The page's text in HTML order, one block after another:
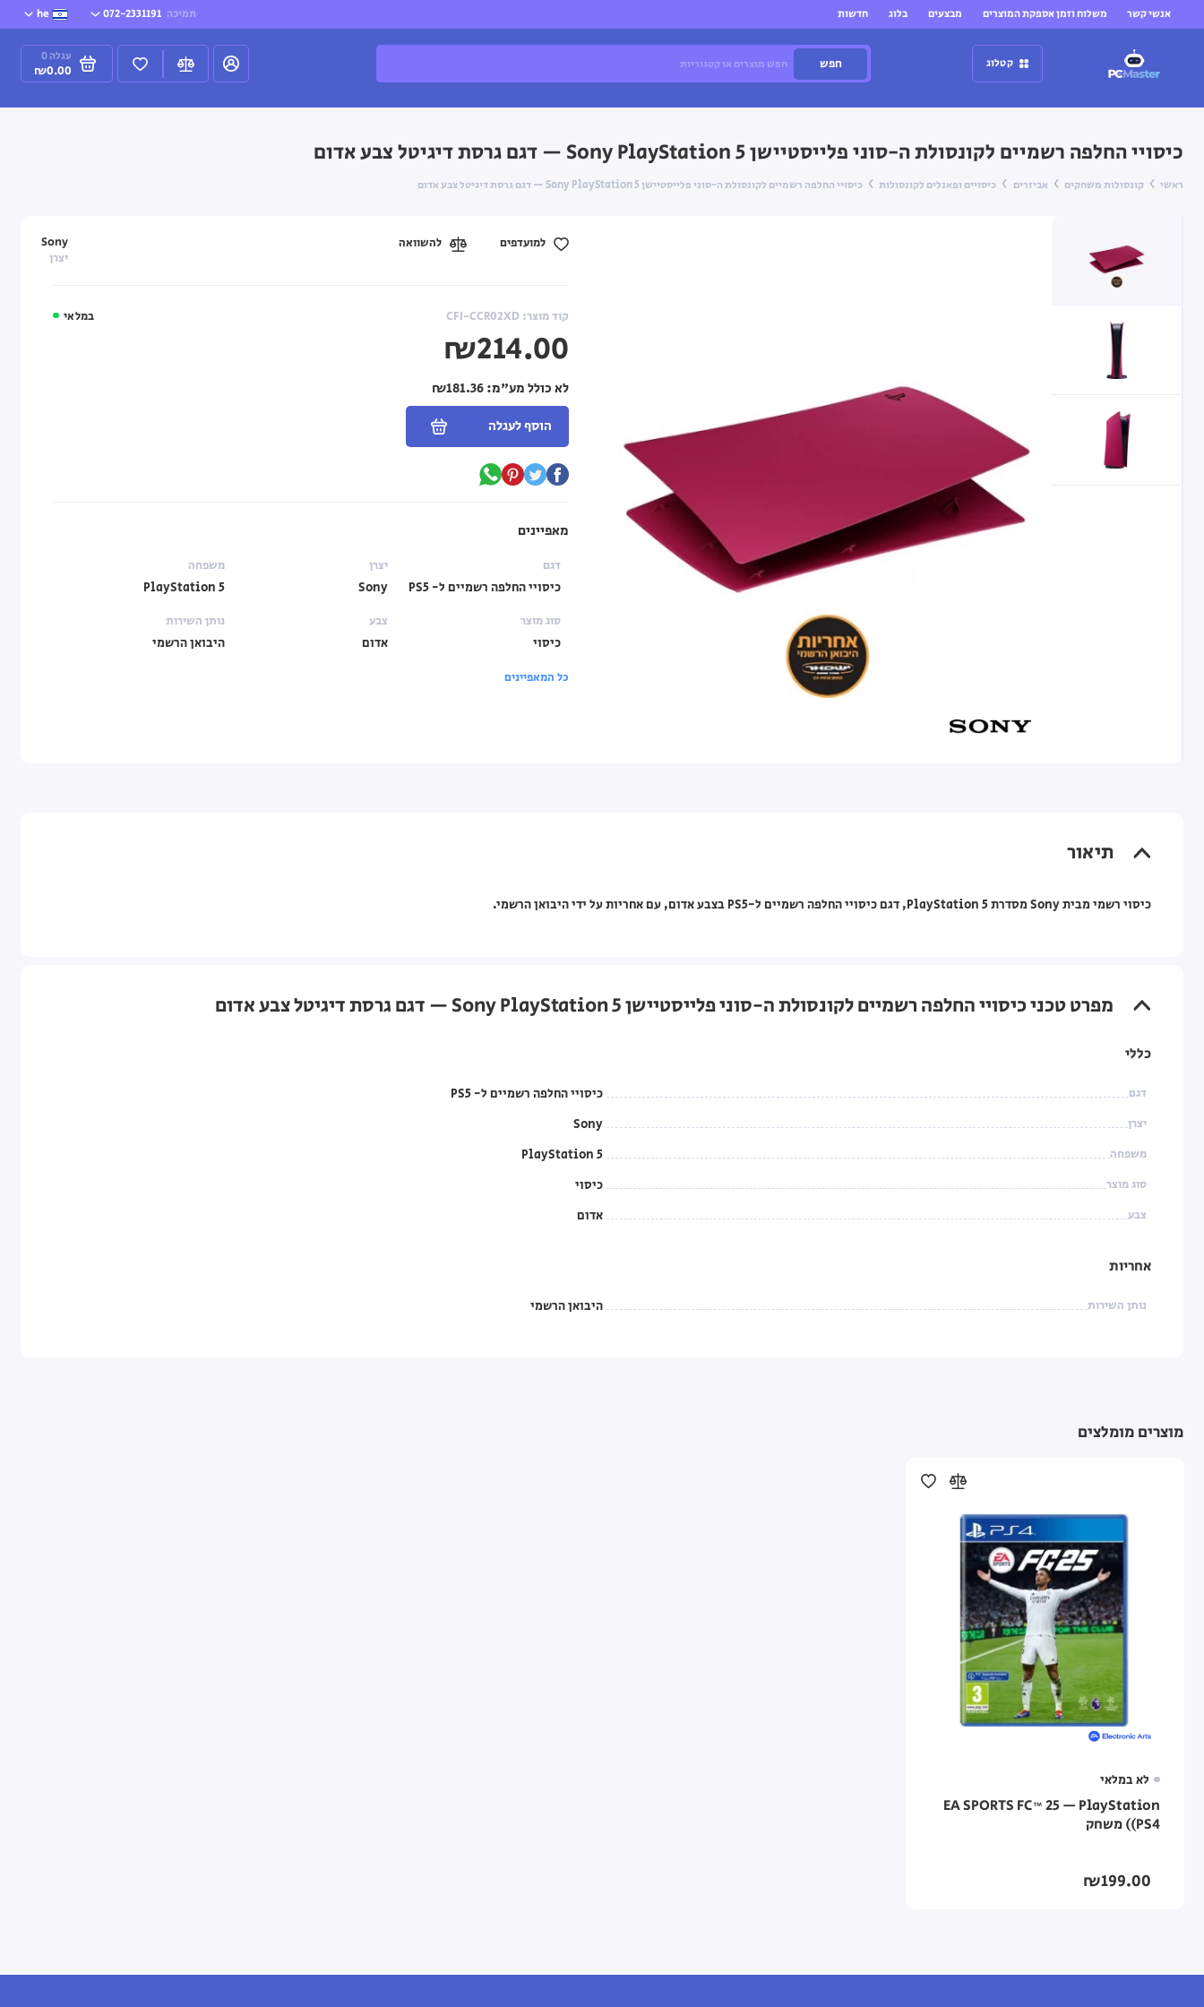
אנשי קשר משלוח וזמן אספקת המוצרים מבצעים בלוג חדשות תמיכה 072-2331191
he
קטלוג חפש עגלה 0
₪0.00
כיסויי החלפה רשמיים לקונסולת ה-סוני פלייסטיישן Sony PlayStation 5 — דגם גרסת דיגיטל צבע אדום
ראשי קונסולות משחקים אביזרים כיסויים ופאנלים לקונסולות​ כיסויי החלפה רשמיים לקונסולת ה-סוני פלייסטיישן Sony PlayStation 5 — דגם גרסת דיגיטל צבע אדום
במלאי קוד מוצר: CFI-CCR02XD
Sony
יצרן
₪214.00
לא כולל מע"מ:
הוסף לעגלה
למועדפים להשוואה
מאפיינים
דגם
כיסויי החלפה רשמיים ל- PS5
יצרן
Sony
משפחה
PlayStation 5
סוג מוצר
כיסוי
צבע
אדום
נותן השירות
היבואן הרשמי
כל המאפיינים
תיאור
כיסוי רשמי מבית Sony מסדרת PlayStation 5, דגם כיסויי החלפה רשמיים ל-PS5 בצבע אדום, עם אחריות על ידי היבואן הרשמי.
מפרט טכני כיסויי החלפה רשמיים לקונסולת ה-סוני פלייסטיישן Sony PlayStation 5 — דגם גרסת דיגיטל צבע אדום
כללי
דגם כיסויי החלפה רשמיים ל- PS5
יצרן Sony
משפחה PlayStation 5
סוג מוצר כיסוי
צבע אדום
אחריות
נותן השירות היבואן הרשמי
מוצרים מומלצים
לא במלאי
EA SPORTS FC™ 25 — PlayStation
(PS4) משחק
₪199.00